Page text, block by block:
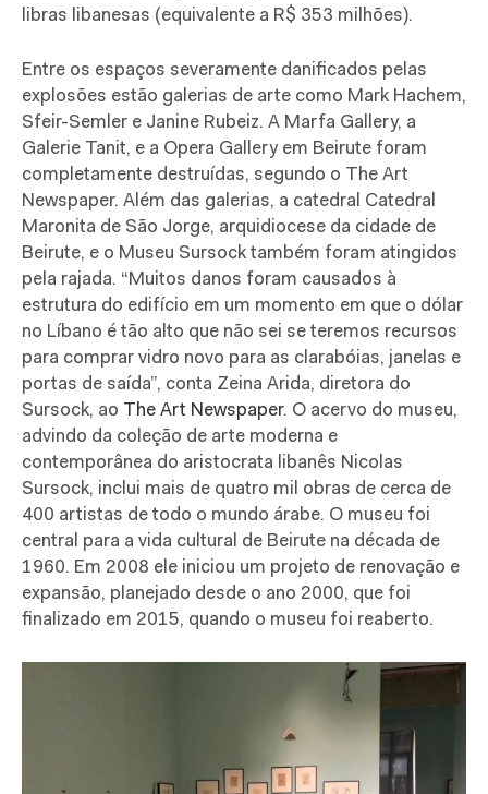
libras libanesas (equivalente a R$ 353 milhões).
Entre os espaços severamente danificados pelas
explosões estão galerias de arte como Mark Hachem,
Sfeir-Semler e Janine Rubeiz. A Marfa Gallery, a
Galerie Tanit, e a Opera Gallery em Beirute foram
completamente destruídas, segundo o The Art
Newspaper. Além das galerias, a catedral Catedral
Maronita de São Jorge, arquidiocese da cidade de
Beirute, e o Museu Sursock também foram atingidos
pela rajada. “Muitos danos foram causados à
estrutura do edifício em um momento em que o dólar
no Líbano é tão alto que não sei se teremos recursos
para comprar vidro novo para as clarabóias, janelas e
portas de saída”, conta Zeina Arida, diretora do
Sursock, ao The Art Newspaper. O acervo do museu,
advindo da coleção de arte moderna e
contemporânea do aristocrata libanês Nicolas
Sursock, inclui mais de quatro mil obras de cerca de
400 artistas de todo o mundo árabe. O museu foi
central para a vida cultural de Beirute na década de
1960. Em 2008 ele iniciou um projeto de renovação e
expansão, planejado desde o ano 2000, que foi
finalizado em 2015, quando o museu foi reaberto.